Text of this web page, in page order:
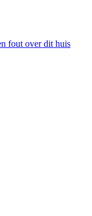
fout over dit huis